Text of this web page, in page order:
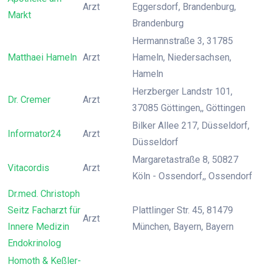
Markt
Arzt
Eggersdorf, Brandenburg,
Brandenburg
Matthaei Hameln Arzt
Hermannstraße 3, 31785
Hameln, Niedersachsen,
Hameln
Dr. Cremer Arzt
Herzberger Landstr 101,
37085 Göttingen,, Göttingen
Informator24 Arzt
Bilker Allee 217, Düsseldorf,
Düsseldorf
Vitacordis Arzt
Margaretastraße 8, 50827
Köln - Ossendorf,, Ossendorf
Dr.med. Christoph
Seitz Facharzt für
Innere Medizin
Endokrinolog
Arzt
Plattlinger Str. 45, 81479
München, Bayern, Bayern
Homoth & Keßler-